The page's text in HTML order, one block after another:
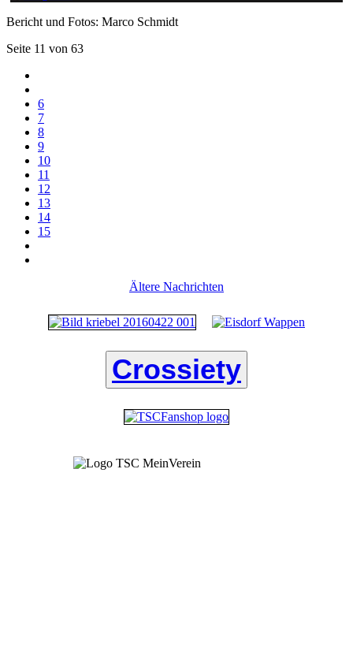
Bericht und Fotos: Marco Schmidt
Seite 11 von 63
6
7
8
9
10
11
12
13
14
15
Ältere Nachrichten
Crossiety